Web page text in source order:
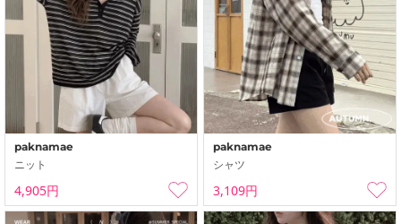
paknamae
ニット
4,905円
paknamae
シャツ
3,109円